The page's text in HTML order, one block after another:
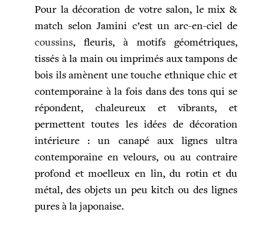
Pour la décoration de votre salon, le mix &
match selon Jamini c’est un arc-en-ciel de
coussins, fleuris, à motifs géométriques,
tissés à la main ou imprimés aux tampons de
bois ils amènent une touche ethnique chic et
contemporaine à la fois dans des tons qui se
répondent, chaleureux et vibrants, et
permettent toutes les idées de décoration
intérieure : un canapé aux lignes ultra
contemporaine en velours, ou au contraire
profond et moelleux en lin, du rotin et du
métal, des objets un peu kitch ou des lignes
pures à la japonaise.